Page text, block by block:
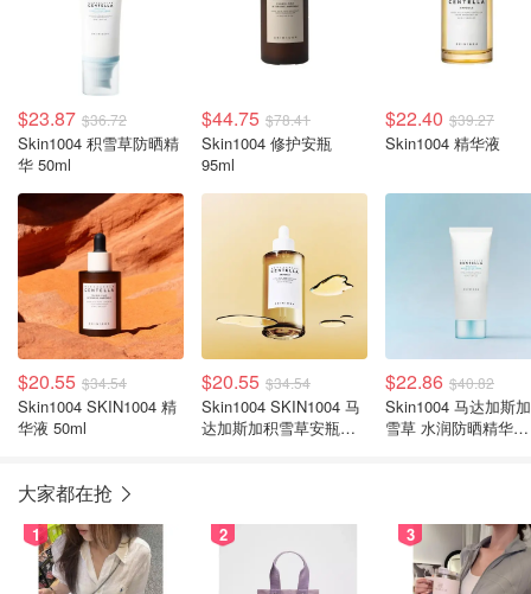
$23.87 $36.72
Skin1004 积雪草防晒精
华 50ml
$44.75 $78.41
Skin1004 修护安瓶
95ml
$22.40 $39.27
Skin1004 精华液
$20.55 $34.54
Skin1004 SKIN1004 精
华液 50ml
$20.55 $34.54
Skin1004 SKIN1004 马
达加斯加积雪草安瓶精
$22.86 $40.82
Skin1004 马达加斯
雪草 水润防晒精华
大家都在抢
1 2 3